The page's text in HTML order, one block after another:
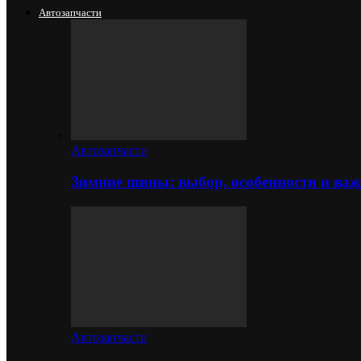
Автозапчасти
Автозапчасти
Зимние шины: выбор, особенности и
Автозапчасти